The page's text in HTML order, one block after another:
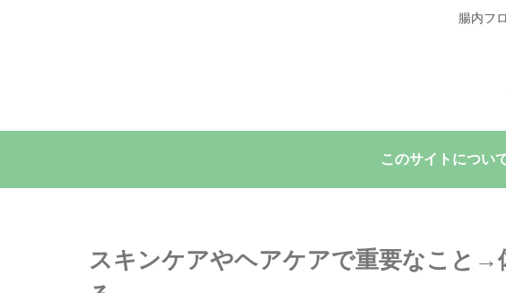
腸内フ
このサイトについ
スキンケアやヘアケアで重要なこと→